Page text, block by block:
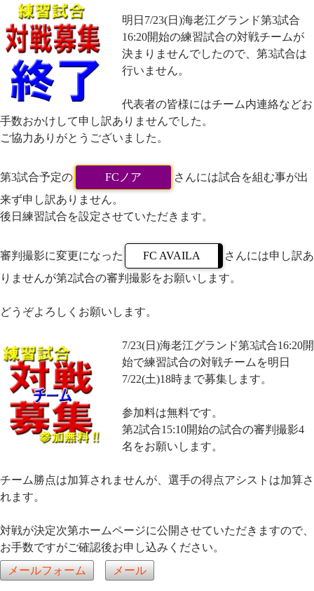
明日7/23(日)海老江グランド第3試合
16:20開始の練習試合の対戦チームが
決まりませんでしたので、第3試合は
行いません。
代表者の皆様にはチーム内連絡などお
手数おかけして申し訳ありませんでした。
ご協力ありがとうございました。
第3試合予定の FCノア
さんには試合を組む事が出
来ず申し訳ありません。
後日練習試合を設定させていただきます。
審判撮影に変更になった FC AVAILA
さんには申し訳あ
りませんが第2試合の審判撮影をお願いします。
どうぞよろしくお願いします。
7/23(日)海老江グランド第3試合16:20開
始で練習試合の対戦チームを明日
7/22(土)18時まで募集します。
参加料は無料です。
第2試合15:10開始の試合の審判撮影4
名をお願いします。
チーム勝点は加算されませんが、選手の得点アシストは加算さ
れます。
対戦が決定次第ホームページに公開させていただきますので、
お手数ですがご確認後お申し込みください。
メールフォーム
メール